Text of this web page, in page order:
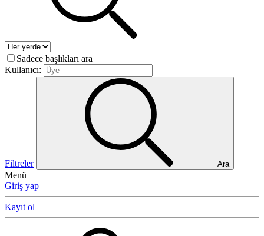
Sadece başlıkları ara
Kullanıcı:
Filtreler Ara
Menü
Giriş yap
Kayıt ol